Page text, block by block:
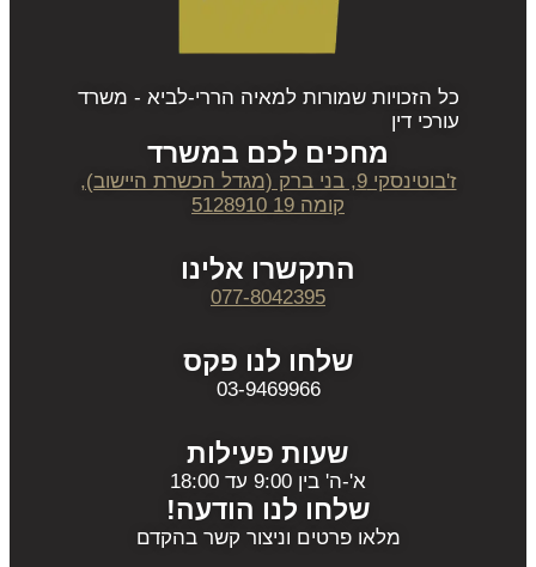
כל הזכויות שמורות למאיה הררי-לביא - משרד
עורכי דין
מחכים לכם במשרד
ז'בוטינסקי 9, בני ברק (מגדל הכשרת היישוב),
קומה 19 5128910
התקשרו אלינו
077-8042395
שלחו לנו פקס
03-9469966
שעות פעילות
א'-ה' בין 9:00 עד 18:00
שלחו לנו הודעה!
מלאו פרטים וניצור קשר בהקדם